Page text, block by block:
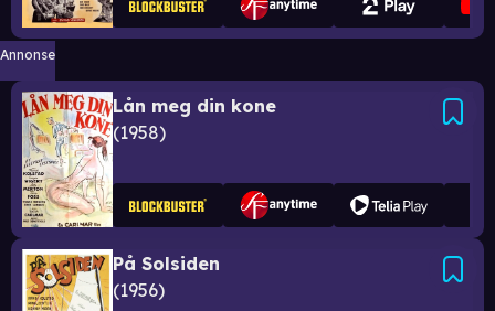
Annonse
Lån meg din kone
1958
På Solsiden
1956